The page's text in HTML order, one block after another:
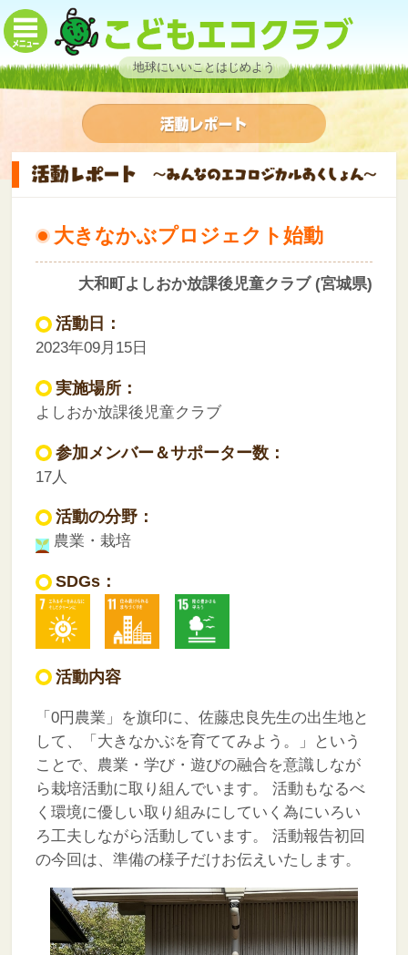
地球にいいことはじめよう
大きなかぶプロジェクト始動
大和町よしおか放課後児童クラブ (宮城県)
活動日：
2023年09月15日
実施場所：
よしおか放課後児童クラブ
参加メンバー＆サポーター数：
17人
活動の分野：
農業・栽培
SDGs：
活動内容
「0円農業」を旗印に、佐藤忠良先生の出生地と
して、「大きなかぶを育ててみよう。」という
ことで、農業・学び・遊びの融合を意識しなが
ら栽培活動に取り組んでいます。
活動もなるべ
く環境に優しい取り組みにしていく為にいろい
ろ工夫しながら活動しています。
活動報告初回
の今回は、準備の様子だけお伝えいたします。